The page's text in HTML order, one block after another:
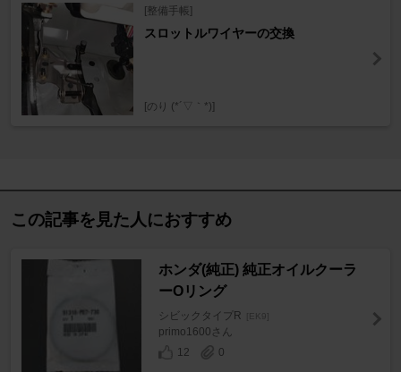
[整備手帳]
スロットルワイヤーの交換
[のり (*´▽｀*)]
この記事を見た人におすすめ
ホンダ(純正) 純正オイルクーラ
ーOリング
シビックタイプR [EK9]
primo1600さん
12
0